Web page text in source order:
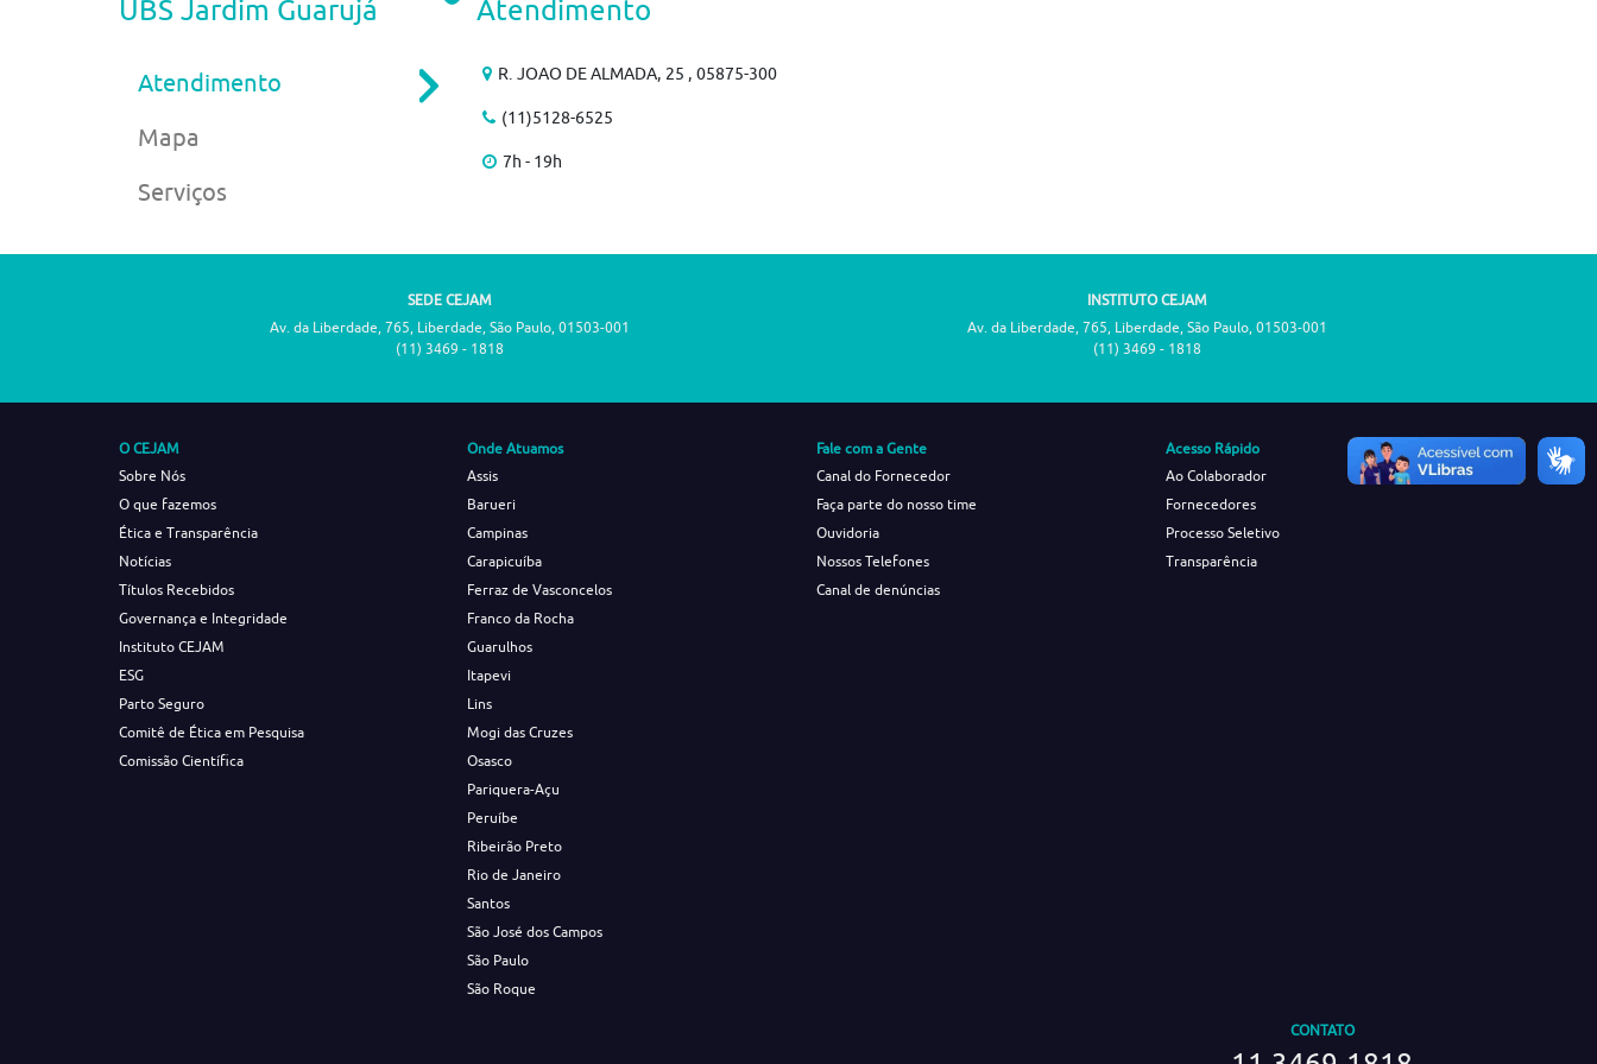
UBS Jardim Guarujá
Atendimento
Mapa
Serviços
Atendimento
R. JOAO DE ALMADA, 25 , 05875-300
(11)5128-6525
7h - 19h
SEDE CEJAM
Av. da Liberdade, 765, Liberdade, São Paulo, 01503-001
(11) 3469 - 1818
INSTITUTO CEJAM
Av. da Liberdade, 765, Liberdade, São Paulo, 01503-001
(11) 3469 - 1818
O CEJAM
Sobre Nós
O que fazemos
Ética e Transparência
Notícias
Títulos Recebidos
Governança e Integridade
Instituto CEJAM
ESG
Parto Seguro
Comitê de Ética em Pesquisa
Comissão Científica
Onde Atuamos
Assis
Barueri
Campinas
Carapicuíba
Ferraz de Vasconcelos
Franco da Rocha
Guarulhos
Itapevi
Lins
Mogi das Cruzes
Osasco
Pariquera-Açu
Peruíbe
Ribeirão Preto
Rio de Janeiro
Santos
São José dos Campos
São Paulo
São Roque
Fale com a Gente
Canal do Fornecedor
Faça parte do nosso time
Ouvidoria
Nossos Telefones
Canal de denúncias
Acesso Rápido
Ao Colaborador
Fornecedores
Processo Seletivo
Transparência
CONTATO